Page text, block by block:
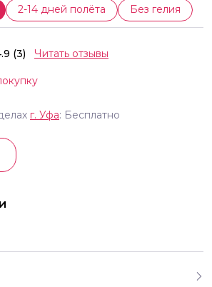
2-14 дней полёта Без гелия
г. Уфа: Бесплатно
(3) Читать отзывы